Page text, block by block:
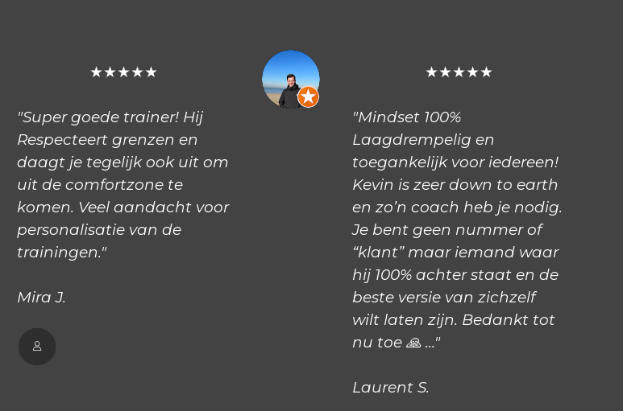
★★★★★
"Super goede trainer! Hij
Respecteert grenzen en
daagt je tegelijk ook uit om
uit de comfortzone te
komen. Veel aandacht voor
personalisatie van de
trainingen."
Mira J.
★★★★★
"Mindset 100%
Laagdrempelig en
toegankelijk voor iedereen!
Kevin is zeer down to earth
en zo’n coach heb je nodig.
Je bent geen nummer of
“klant” maar iemand waar
hij 100% achter staat en de
beste versie van zichzelf
wilt laten zijn. Bedankt tot
nu toe 🙏 …"
Laurent S.